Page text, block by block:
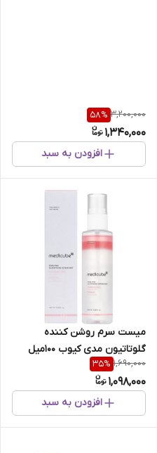
3,200,000
58%
1,340,000
افزودن به سبد
میست سرم روشن کننده
گلوتاتیون مدی کیوب 100میل
(PDRN Pink Glutathione
serum Mist Medicube)
1,690,000
35%
1,098,000
افزودن به سبد